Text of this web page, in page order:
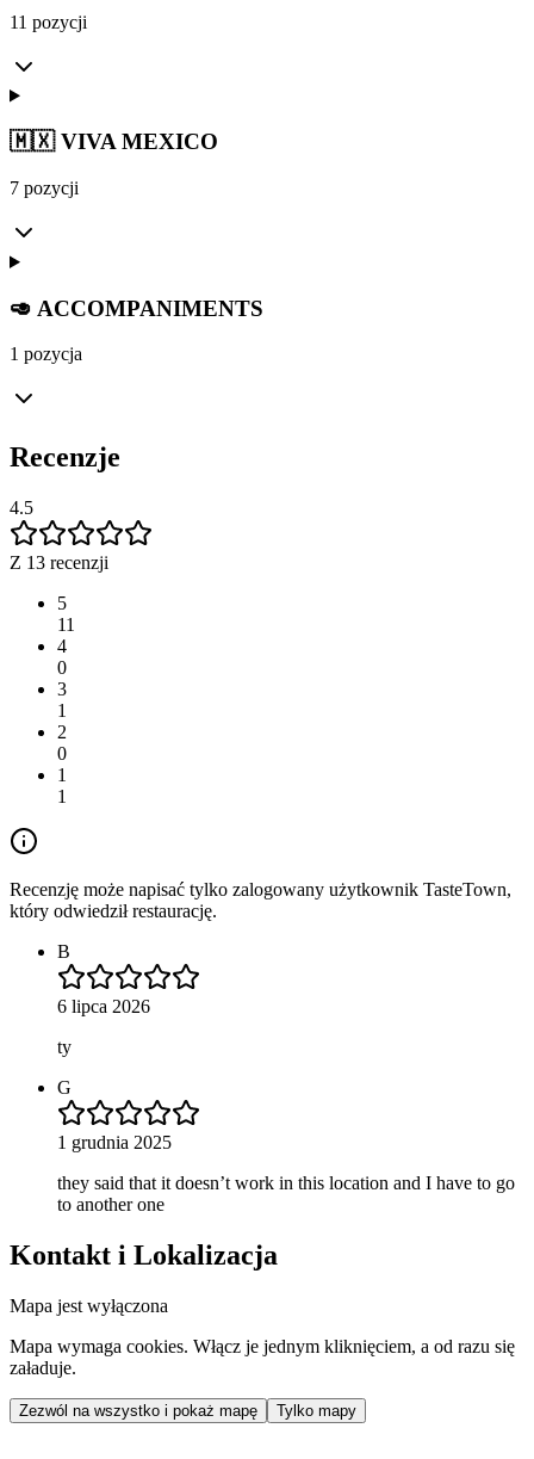
11 pozycji
🇲🇽 VIVA MEXICO
7 pozycji
🥑 ACCOMPANIMENTS
1 pozycja
Recenzje
4.5
Z 13 recenzji
5
11
4
0
3
1
2
0
1
1
Recenzję może napisać tylko zalogowany użytkownik TasteTown,
który odwiedził restaurację.
B
6 lipca 2026
ty
G
1 grudnia 2025
they said that it doesn’t work in this location and I have to go
to another one
Kontakt i Lokalizacja
Mapa jest wyłączona
Mapa wymaga cookies. Włącz je jednym kliknięciem, a od razu się
załaduje.
Zezwól na wszystko i pokaż mapę Tylko mapy